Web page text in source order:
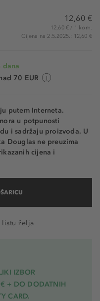
12,60 €
12,60 € / 1 kom.
Cijena na 2.5.2025.: 12,60 €
dana
70 EUR
putem Interneta.
u potpunosti
i sadržaju proizvoda. U
Douglas ne preuzima
cijena i
listu želja
IZBOR
+ DO DODATNIH
CARD.